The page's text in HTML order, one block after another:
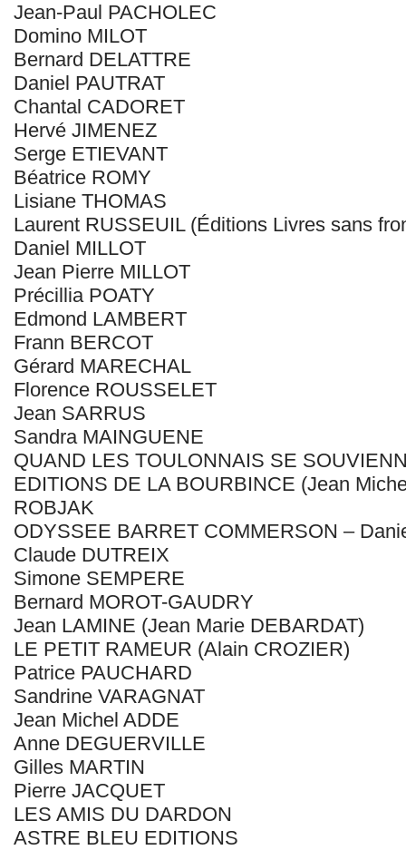
Jean-Paul PACHOLEC
Domino MILOT
Bernard DELATTRE
Daniel PAUTRAT
Chantal CADORET
Hervé JIMENEZ
Serge ETIEVANT
Béatrice ROMY
Lisiane THOMAS
Laurent RUSSEUIL (Éditions Livres sans
Daniel MILLOT
Jean Pierre MILLOT
Précillia POATY
Edmond LAMBERT
Frann BERCOT
Gérard MARECHAL
Florence ROUSSELET
Jean SARRUS
Sandra MAINGUENE
QUAND LES TOULONNAIS SE
EDITIONS DE LA BOURBINCE (Jean
ROBJAK
ODYSSEE BARRET COMMERSON –
Claude DUTREIX
Simone SEMPERE
Bernard MOROT-GAUDRY
Jean LAMINE (Jean Marie DEBARDAT)
LE PETIT RAMEUR (Alain CROZIER)
Patrice PAUCHARD
Sandrine VARAGNAT
Jean Michel ADDE
Anne DEGUERVILLE
Gilles MARTIN
Pierre JACQUET
LES AMIS DU DARDON
ASTRE BLEU EDITIONS